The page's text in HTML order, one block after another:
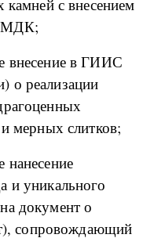
с внесением
внесение в ГИИС
о реализации
мерных слитков;
нанесение
и уникального
документ о
сопровождающий